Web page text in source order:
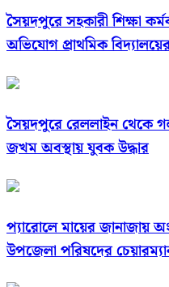
সৈয়দপুরে সহকারী শিক্ষা
অভিযোগ প্রাথমিক
সৈয়দপুরে রেললাইন থেকে
জখম অবস্থায় যুবক উদ্ধার
প্যারোলে মায়ের জানাজায়
উপজেলা পরিষদের